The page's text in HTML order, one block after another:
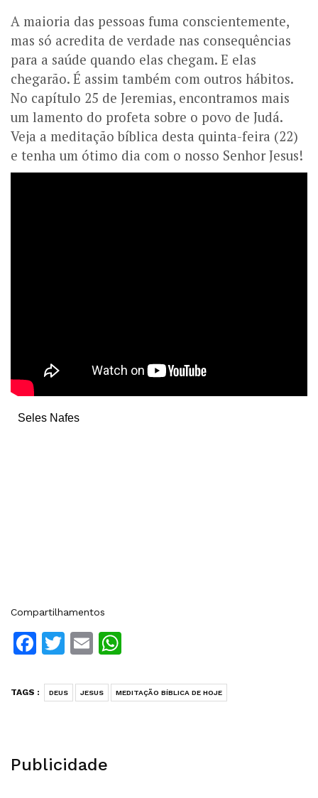
A maioria das pessoas fuma conscientemente,
mas só acredita de verdade nas consequências
para a saúde quando elas chegam. E elas
chegarão. É assim também com outros hábitos.
No capítulo 25 de Jeremias, encontramos mais
um lamento do profeta sobre o povo de Judá.
Veja a meditação bíblica desta quinta-feira (22)
e tenha um ótimo dia com o nosso Senhor Jesus!
Seles Nafes
Compartilhamentos
Facebook
Twitter
Email
TAGS : DEUS JESUS MEDITAÇÃO BÍBLICA DE HOJE
Publicidade